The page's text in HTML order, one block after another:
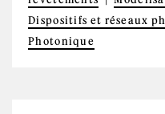
Dispositifs et réseaux
Photonique